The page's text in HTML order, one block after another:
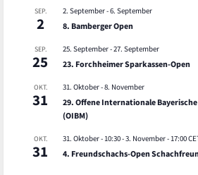
SEP.
2
2. September-6. September
8. Bamberger Open
SEP.
25
25. September-27. September
23. Forchheimer Sparkassen-Open
OKT.
31
31. Oktober-8. November
29. Offene Internationale
(OIBM)
OKT.
31
31. Oktober - 10:30-3. November - 17:00
4. Freundschachs-Open